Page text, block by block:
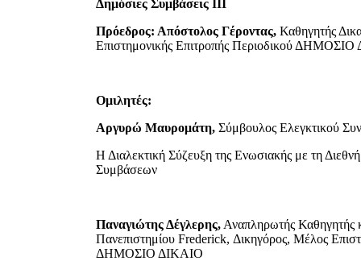
Δημόσιες Συμβάσεις ΙΙΙ
Πρόεδρος: Απόστολος Γέροντας, Καθηγητής
Επιστημονικής Επιτροπής Περιοδικού
Ομιλητές:
Αργυρώ Μαυρομάτη, Σύμβουλος Ελεγκτικού
Η Διαλεκτική Σύζευξη της Ενωσιακής με τη
Συμβάσεων
Παναγιώτης Δέγλερης, Αναπληρωτής Καθηγητής
Πανεπιστημίου Frederick, Δικηγόρος, Μέλος
ΔΗΜΟΣΙΟ ΔΙΚΑΙΟ